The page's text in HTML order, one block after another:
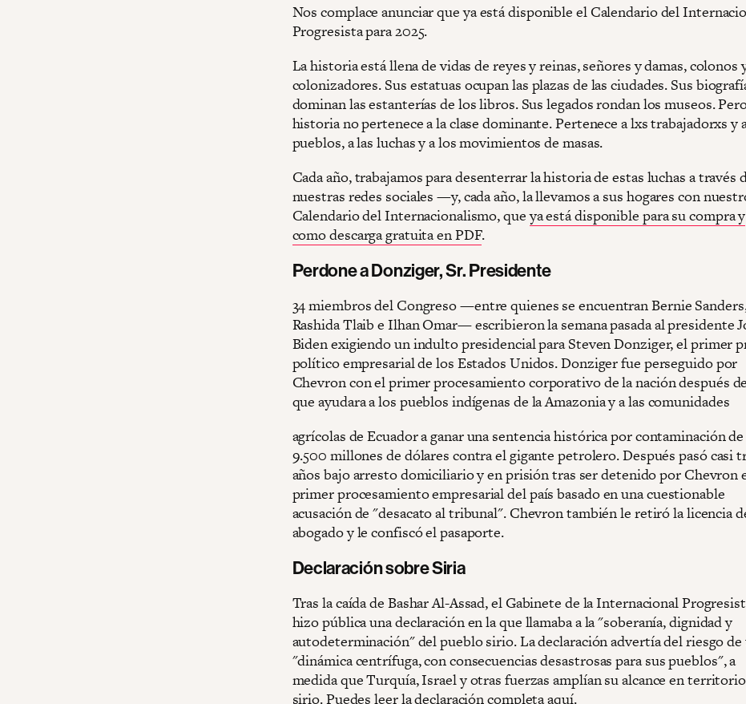
Nos complace anunciar que ya está disponible el Calendario del
Progresista para 2025.
La historia está llena de vidas de reyes y reinas, señores y damas, colonos
colonizadores. Sus estatuas ocupan las plazas de las ciudades. Sus
dominan las estanterías de los libros. Sus legados rondan los museos.
historia no pertenece a la clase dominante. Pertenece a lxs trabajadorxs y
pueblos, a las luchas y a los movimientos de masas.
Cada año, trabajamos para desenterrar la historia de estas luchas a través
nuestras redes sociales —y, cada año, la llevamos a sus hogares con
Calendario del Internacionalismo, queya está disponible para su compra y
como descarga gratuita en PDF.
Perdone a Donziger, Sr. Presidente
34 miembros del Congreso —entre quienes se encuentran Bernie
Rashida Tlaib e Ilhan Omar— escribieron la semana pasada al presidente
Biden exigiendo un indulto presidencial para Steven Donziger, el primer
político empresarial de los Estados Unidos. Donziger fue perseguido por
Chevron con el primer procesamiento corporativo de la nación después de
que ayudara a los pueblos indígenas de la Amazonia y a las comunidades
agrícolas de Ecuador a ganar una sentencia histórica por contaminación de
9.500 millones de dólares contra el gigante petrolero. Después pasó casi
años bajo arresto domiciliario y en prisión tras ser detenido por Chevron
primer procesamiento empresarial del país basado en una cuestionable
acusación de "desacato al tribunal". Chevron también le retiró la licencia
abogado y le confiscó el pasaporte.
Declaración sobre Siria
Tras la caída de Bashar Al-Assad, el Gabinete de la Internacional
hizo pública una declaración en la que llamaba a la "soberanía, dignidad y
autodeterminación" del pueblo sirio. La declaración advertía del riesgo de
"dinámica centrífuga, con consecuencias desastrosas para sus pueblos", a
medida que Turquía, Israel y otras fuerzas amplían su alcance en territorio
sirio. Puedes leer la declaración completaaquí.